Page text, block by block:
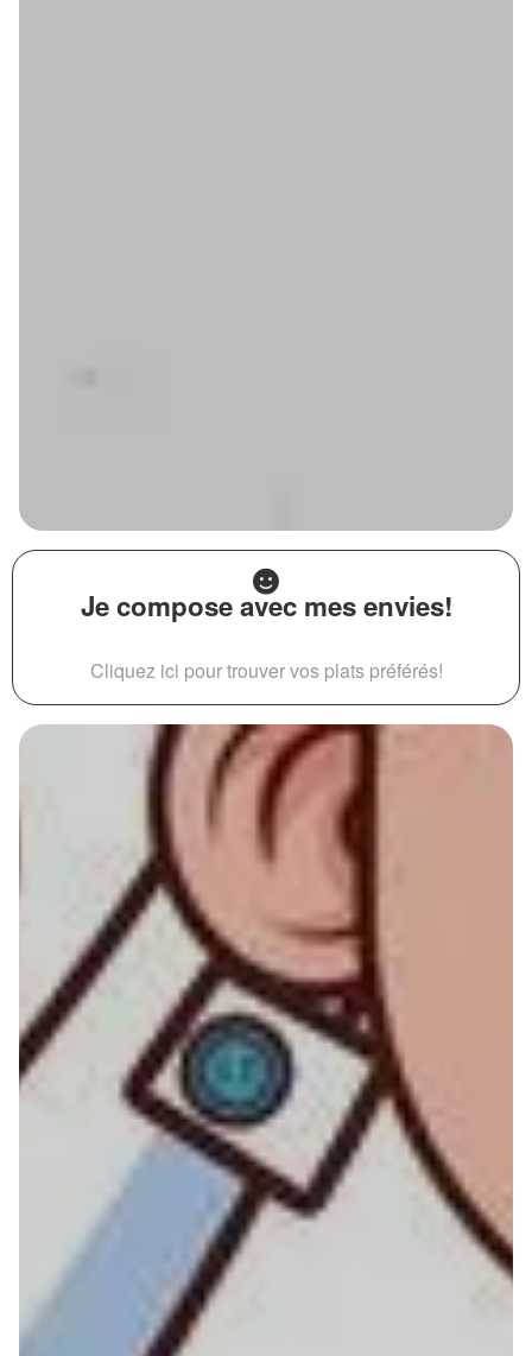
Je compose avec mes envies!
Cliquez ici pour trouver vos plats préférés!